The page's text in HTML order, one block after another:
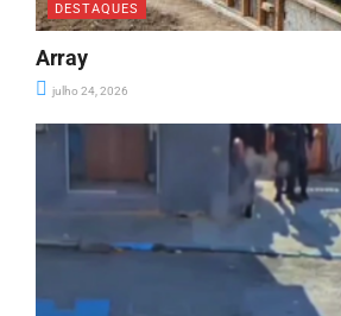
DESTAQUES
Array
julho 24, 2026